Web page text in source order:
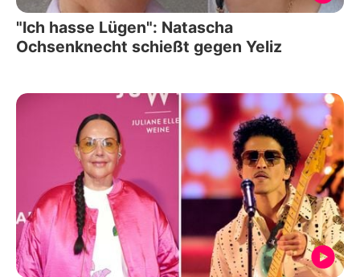
"Ich hasse Lügen": Natascha
Ochsenknecht schießt gegen Yeliz